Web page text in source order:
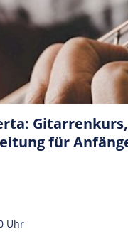
Gitarrenkurs,
für
Uhr